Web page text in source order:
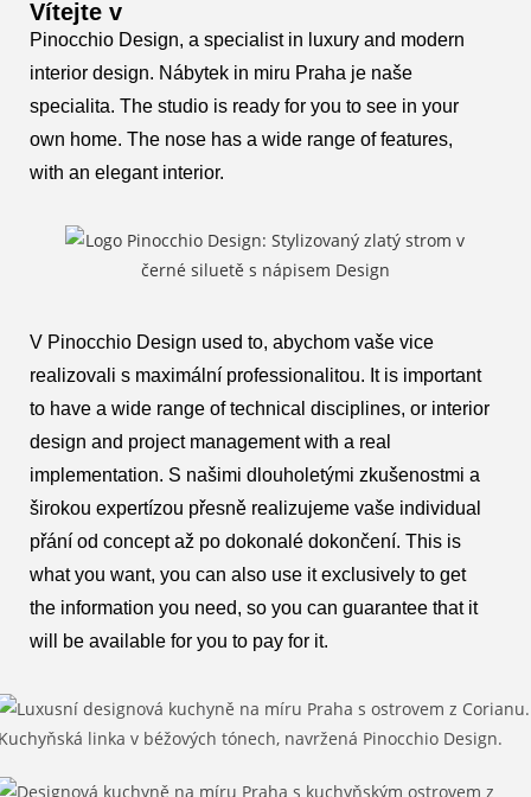
Vítejte v
Pinocchio Design, a specialist in luxury and modern
interior design. Nábytek in miru Praha je naše
specialita. The studio is ready for you to see in your
own home. The nose has a wide range of features,
with an elegant interior.
V Pinocchio Design used to, abychom vaše vice
realizovali s maximální professionalitou. It is important
to have a wide range of technical disciplines, or interior
design and project management with a real
implementation. S našimi dlouholetými zkušenostmi a
širokou expertízou přesně realizujeme vaše individual
přání od concept až po dokonalé dokončení. This is
what you want, you can also use it exclusively to get
the information you need, so you can guarantee that it
will be available for you to pay for it.